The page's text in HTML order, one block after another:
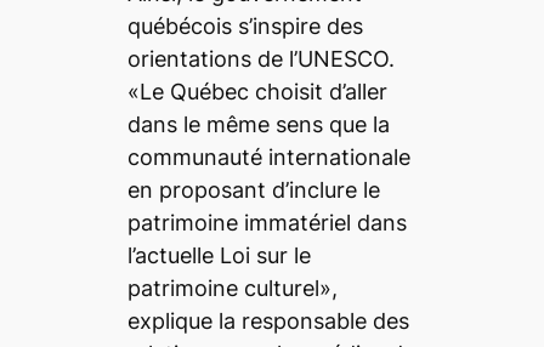
québécois s’inspire des
orientations de l’UNESCO.
«Le Québec choisit d’aller
dans le même sens que la
communauté internationale
en proposant d’inclure le
patrimoine immatériel dans
l’actuelle Loi sur le
patrimoine culturel»,
explique la responsable des